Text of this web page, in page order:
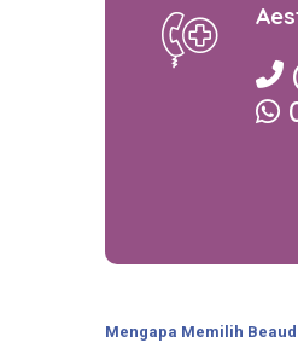
Mengapa Memilih